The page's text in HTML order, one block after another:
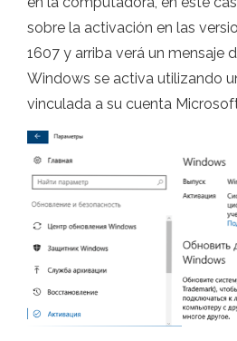
sobre la activación en las
1607 y arriba verá un mensaje
Windows se activa utilizando
vinculada a su cuenta Microsoft